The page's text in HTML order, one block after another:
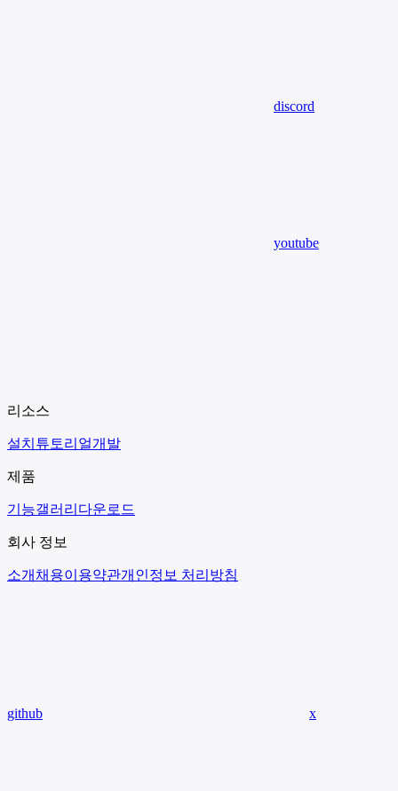
discord
youtube
리소스
설치 튜토리얼개발
제품
기능갤러리 다운로드
회사 정보
소개 채용이용약관개인정보 처리방침
github x